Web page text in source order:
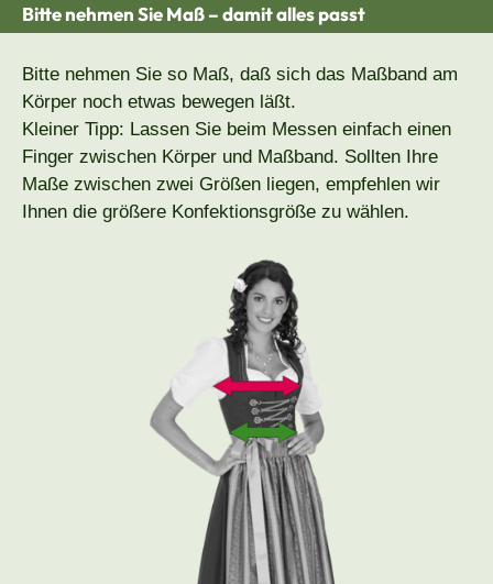
Bitte nehmen Sie Maß – damit alles passt
Bitte nehmen Sie so Maß, daß sich das Maßband am
Körper noch etwas bewegen läßt.
Kleiner Tipp: Lassen Sie beim Messen einfach einen
Finger zwischen Körper und Maßband. Sollten Ihre
Maße zwischen zwei Größen liegen, empfehlen wir
Ihnen die größere Konfektionsgröße zu wählen.